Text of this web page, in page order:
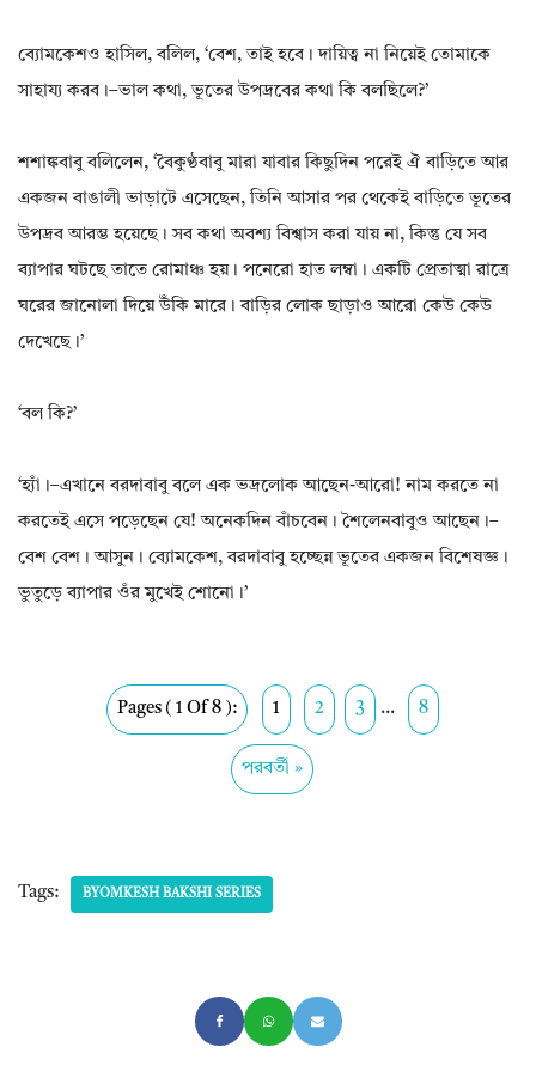
ব্যোমকেশও হাসিল‌, বলিল‌, ‘বেশ‌, তাই হবে। দায়িত্ব না নিয়েই তোমাকে
সাহায্য করব।–ভাল কথা‌, ভূতের উপদ্রবের কথা কি বলছিলে?’
শশাঙ্কবাবু বলিলেন‌, ‘বৈকুণ্ঠবাবু মারা যাবার কিছুদিন পরেই ঐ বাড়িতে আর
একজন বাঙালী ভাড়াটে এসেছেন‌, তিনি আসার পর থেকেই বাড়িতে ভূতের
উপদ্রব আরম্ভ হয়েছে। সব কথা অবশ্য বিশ্বাস করা যায় না‌, কিন্তু যে সব
ব্যাপার ঘটছে তাতে রোমাঞ্চ হয়। পনেরো হাত লম্বা। একটি প্ৰেতাত্মা রাত্রে
ঘরের জানোলা দিয়ে উঁকি মারে। বাড়ির লোক ছাড়াও আরো কেউ কেউ
দেখেছে।’
‘বল কি?’
‘হ্যাঁ।–এখানে বরদাবাবু বলে এক ভদ্রলোক আছেন-আরো! নাম করতে না
করতেই এসে পড়েছেন যে! অনেকদিন বাঁচবেন। শৈলেনবাবুও আছেন।–
বেশ বেশ। আসুন। ব্যোমকেশ‌, বরদাবাবু হচ্ছেন্ন ভূতের একজন বিশেষজ্ঞ।
ভুতুড়ে ব্যাপার ওঁর মুখেই শোনো।’
Pages ( 1 Of 8 ): 1 2 3 ... 8
পরবর্তী »
Tags: BYOMKESH BAKSHI SERIES